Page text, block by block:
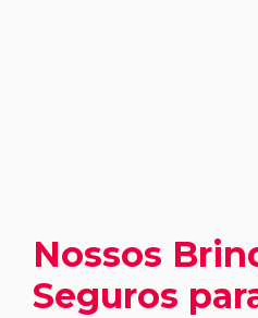
Nossos
Seguros